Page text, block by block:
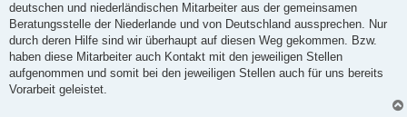
deutschen und niederländischen Mitarbeiter aus der gemeinsamen
Beratungsstelle der Niederlande und von Deutschland aussprechen. Nur
durch deren Hilfe sind wir überhaupt auf diesen Weg gekommen. Bzw.
haben diese Mitarbeiter auch Kontakt mit den jeweiligen Stellen
aufgenommen und somit bei den jeweiligen Stellen auch für uns bereits
Vorarbeit geleistet.